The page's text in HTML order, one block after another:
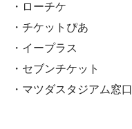
・ローチケ
・チケットぴあ
・イープラス
・セブンチケット
・マツダスタジアム窓口